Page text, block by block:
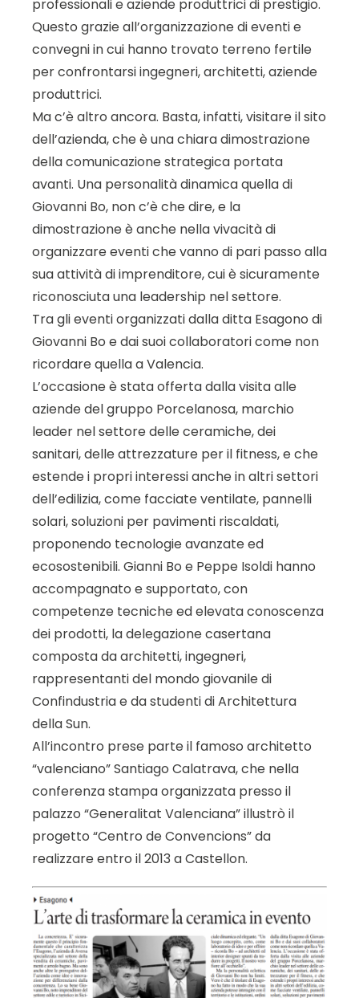
professionali e aziende produttrici di prestigio.
Questo grazie all’organizzazione di eventi e
convegni in cui hanno trovato terreno fertile
per confrontarsi ingegneri, architetti, aziende
produttrici.
Ma c’è altro ancora. Basta, infatti, visitare il sito
dell’azienda, che è una chiara dimostrazione
della comunicazione strategica portata
avanti. Una personalità dinamica quella di
Giovanni Bo, non c’è che dire, e la
dimostrazione è anche nella vivacità di
organizzare eventi che vanno di pari passo alla
sua attività di imprenditore, cui è sicuramente
riconosciuta una leadership nel settore.
Tra gli eventi organizzati dalla ditta Esagono di
Giovanni Bo e dai suoi collaboratori come non
ricordare quella a Valencia.
L’occasione è stata offerta dalla visita alle
aziende del gruppo Porcelanosa, marchio
leader nel settore delle ceramiche, dei
sanitari, delle attrezzature per il fitness, e che
estende i propri interessi anche in altri settori
dell’edilizia, come facciate ventilate, pannelli
solari, soluzioni per pavimenti riscaldati,
proponendo tecnologie avanzate ed
ecosostenibili. Gianni Bo e Peppe Isoldi hanno
accompagnato e supportato, con
competenze tecniche ed elevata conoscenza
dei prodotti, la delegazione casertana
composta da architetti, ingegneri,
rappresentanti del mondo giovanile di
Confindustria e da studenti di Architettura
della Sun.
All’incontro prese parte il famoso architetto
“valenciano” Santiago Calatrava, che nella
conferenza stampa organizzata presso il
palazzo “Generalitat Valenciana” illustrò il
progetto “Centro de Convencions” da
realizzare entro il 2013 a Castellon.